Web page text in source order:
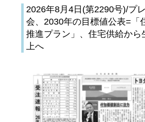
2026年8月4日(第2290号)/プ
会、2030年の目標値公表=「
推進プラン」、住宅供給から
上へ